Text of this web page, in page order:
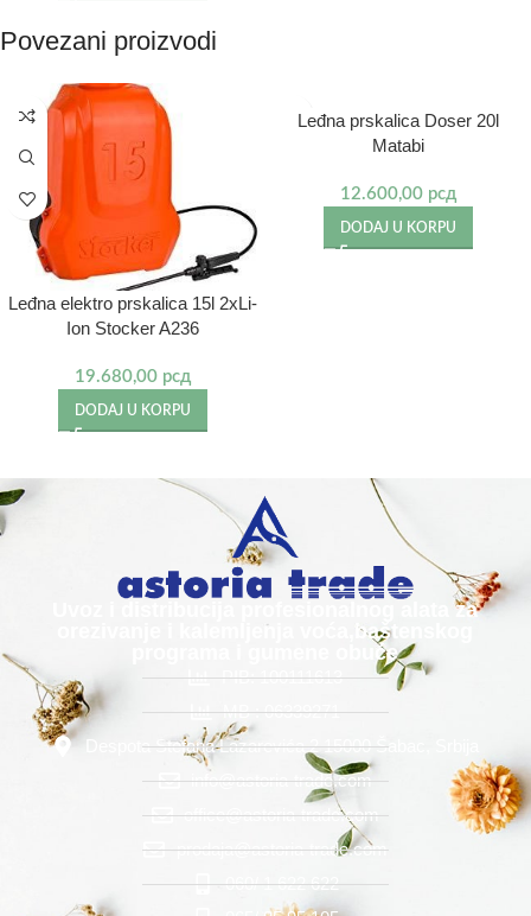
Povezani proizvodi
Leđna elektro prskalica 15l 2xLi-
Ion Stocker A236
19.680,00 рсд
DODAJ U KORPU
Leđna prskalica Doser 20l
Matabi
12.600,00 рсд
DODAJ U KORPU
Uvoz i distribucija profesionalnog alata za
orezivanje i kalemljenja voća,baštenskog
programa i gumene obuće
PIB: 100111613
MB : 06339271
Despota Stefana Lazarevića 2 15000 Šabac, Srbija
info@astoria-trade.com
office@astoria-trade.com
prodaja@astoria-trade.com
060/ 1 622 622